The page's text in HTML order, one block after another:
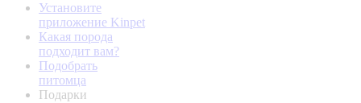
Установите
приложение Kinpet
Какая порода
подходит вам?
Подобрать
питомца
Подарки